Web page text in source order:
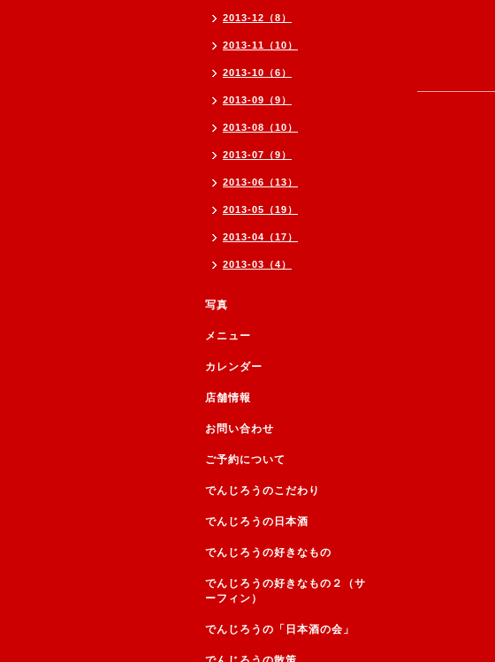
2013-12（8）
2013-11（10）
2013-10（6）
2013-09（9）
2013-08（10）
2013-07（9）
2013-06（13）
2013-05（19）
2013-04（17）
2013-03（4）
写真
メニュー
カレンダー
店舗情報
お問い合わせ
ご予約について
でんじろうのこだわり
でんじろうの日本酒
でんじろうの好きなもの
でんじろうの好きなもの２（サ
ーフィン）
でんじろうの「日本酒の会」